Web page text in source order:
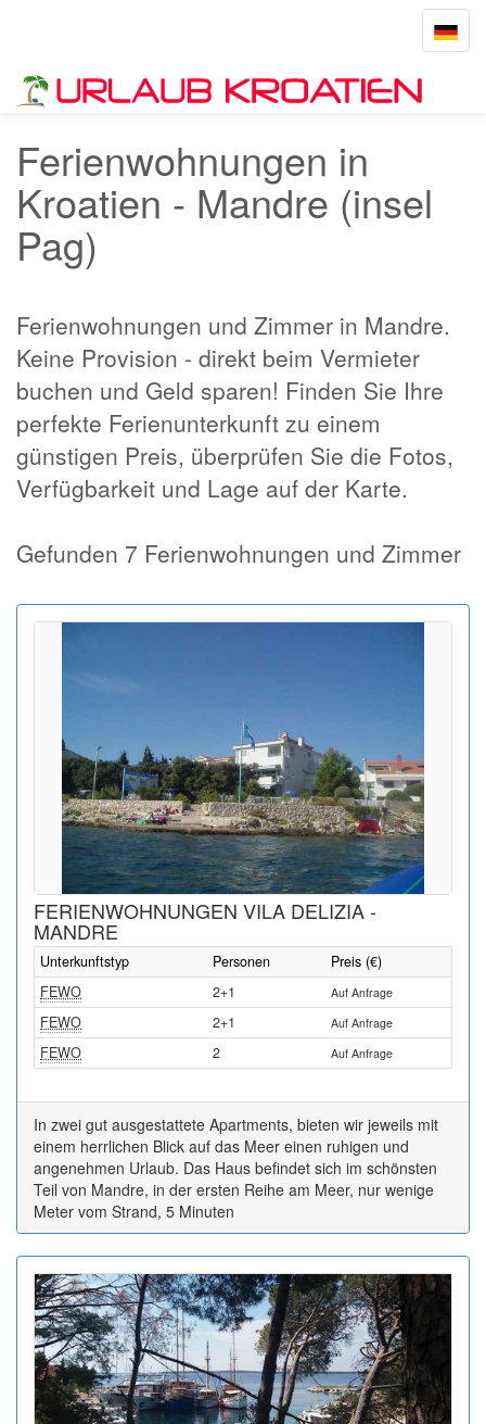
Toggle
Startseite
Mandre
Ferienwohnungen in
Kroatien - Mandre (insel
Pag)
Ferienwohnungen und Zimmer in Mandre.
Keine Provision - direkt beim Vermieter
buchen und Geld sparen! Finden Sie Ihre
perfekte Ferienunterkunft zu einem
günstigen Preis, überprüfen Sie die Fotos,
Verfügbarkeit und Lage auf der Karte.
Gefunden 7 Ferienwohnungen und Zimmer
FERIENWOHNUNGEN VILA DELIZIA -
MANDRE
Unterkunftstyp Personen
Preis (€)
FEWO
2+1 Auf Anfrage
FEWO 2+1 Auf Anfrage
FEWO 2 Auf Anfrage
In zwei gut ausgestattete Apartments, bieten wir jeweils mit
einem herrlichen Blick auf das Meer einen ruhigen und
angenehmen Urlaub. Das Haus befindet sich im schönsten
Teil von Mandre, in der ersten Reihe am Meer, nur wenige
Meter vom Strand, 5 Minuten